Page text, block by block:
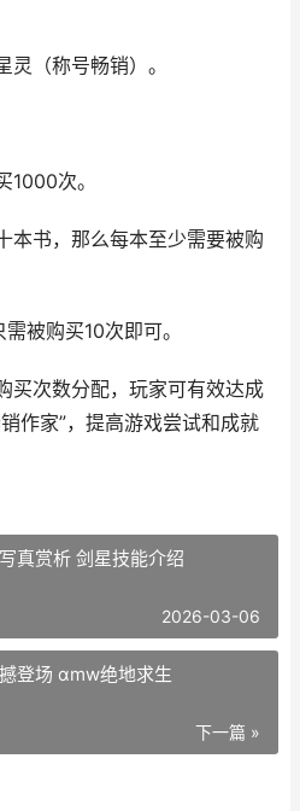
（称号畅销）。
1000次。
本书，那么每本至少需要被购
被购买10次即可。
买次数分配，玩家可有效达成
作家”，提高游戏尝试和成就
真赏析 剑星技能介绍
2026-03-06
登场 αmw绝地求生
下一篇 »